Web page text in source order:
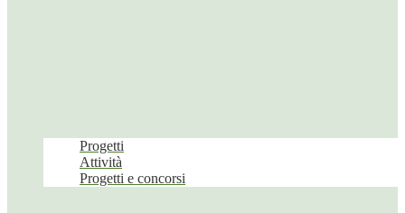
Progetti
Attività
Progetti e concorsi